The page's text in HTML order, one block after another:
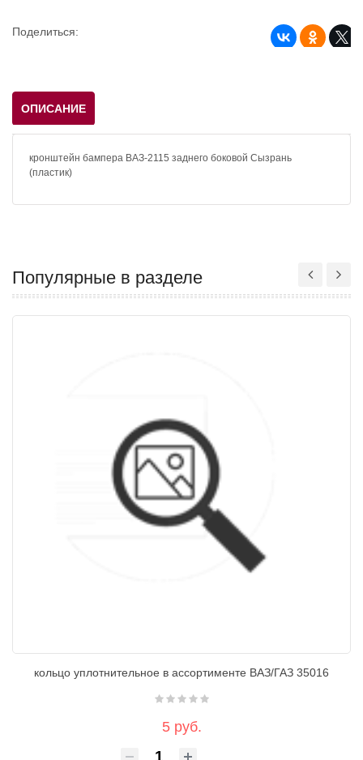
Поделиться:
ОПИСАНИЕ
кронштейн бампера ВАЗ-2115 заднего боковой Сызрань
(пластик)
Популярные в разделе
кольцо уплотнительное в ассортименте ВАЗ/ГАЗ 35016
5 руб.